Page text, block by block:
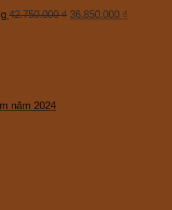
42.750.000₫ 36.850.000 ₫
năm 2024